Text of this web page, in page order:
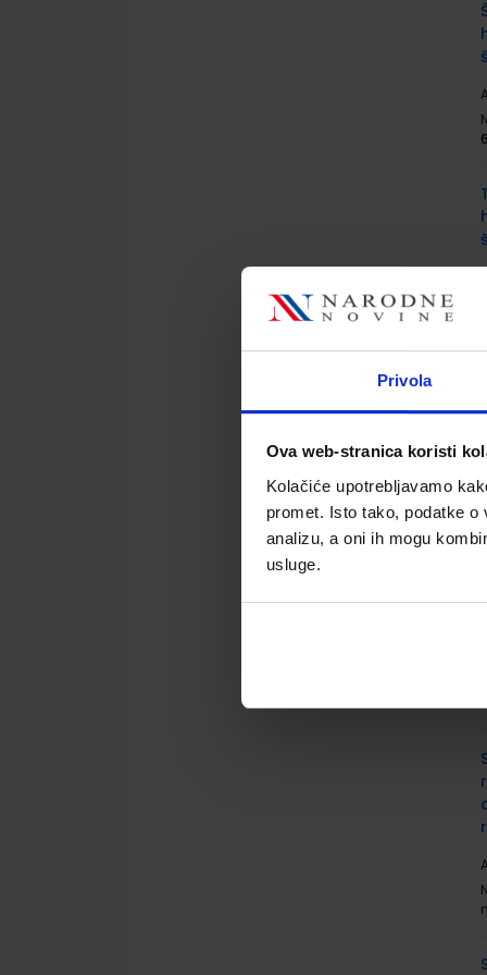
Privola
Ova web-stranica koristi
Kolačiće upotrebljavamo
promet. Isto tako, podatke
analizu, a oni ih mogu
usluge.